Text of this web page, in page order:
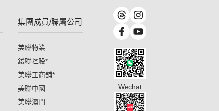
集團成員/聯屬公司
美聯物業
鋑聯控股*
美聯工商舖*
美聯中國
美聯澳門
Wechat